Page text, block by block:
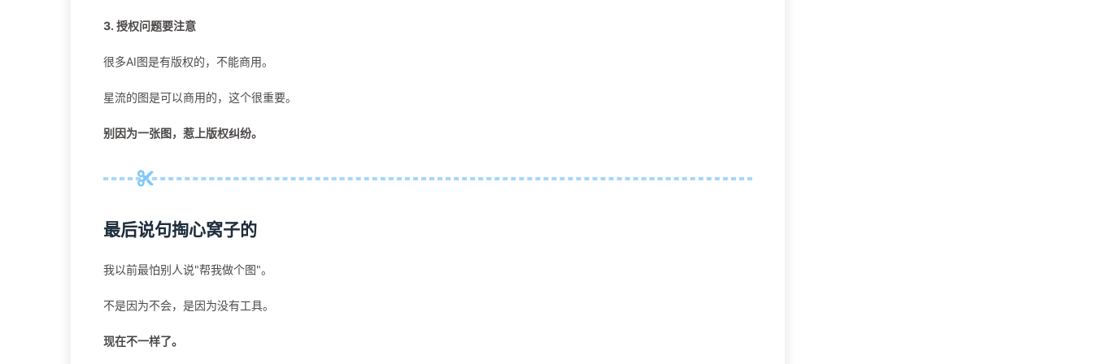
3. 授权问题要注意
很多AI图是有版权的，不能商用。
星流的图是可以商用的，这个很重要。
别因为一张图，惹上版权纠纷。
最后说句掏心窝子的
我以前最怕别人说"帮我做个图"。
不是因为不会，是因为没有工具。
现在不一样了。